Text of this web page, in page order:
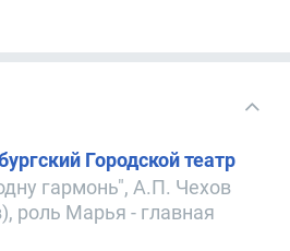
Городской театр
гармонь", А.П. Чехов
роль Марья - главная